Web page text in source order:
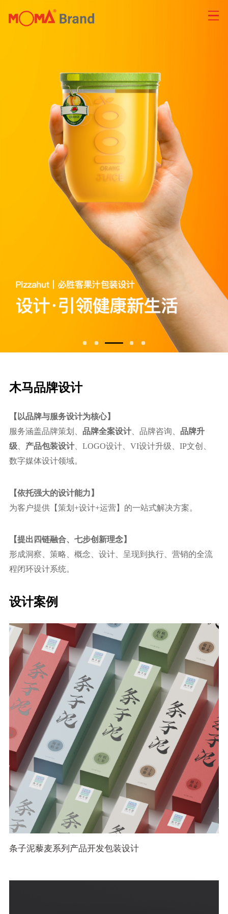
⽊⻢品牌设计
【以品牌与服务设计为核心】
服务涵盖品牌策划、 品牌全案设计、品牌咨询、 品牌升
级、 产品包装设计、LOGO设计、VI设计升级、IP文创、
数字媒体设计领域。
【依托强⼤的设计能力】
为客户提供【策划+设计+运营】的⼀站式解决方案。
【提出四链融合、七步创新理念】
形成洞察、策略、概念、设计、呈现到执⾏、营销的全流
程闭环设计系统。
设计案例
条子泥藜麦系列产品开发包装设计